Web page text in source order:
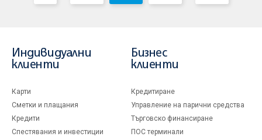
Индивидуални
клиенти
Карти
Сметки и плащания
Кредити
Спестявания и инвестиции
Бизнес
клиенти
Кредитиране
Управление на парични средства
Търговско финансиране
ПОС терминали